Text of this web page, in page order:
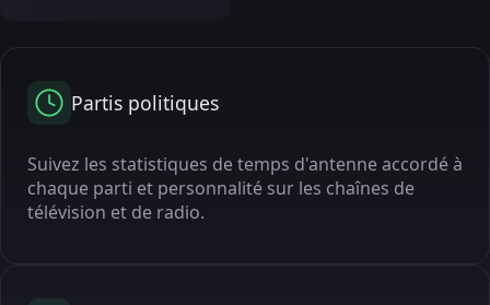
Partis politiques
Suivez les statistiques de temps d'antenne accordé à
chaque parti et personnalité sur les chaînes de
télévision et de radio.